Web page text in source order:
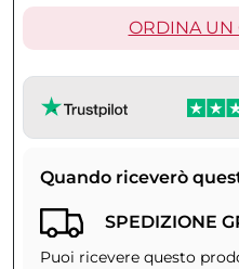
ORDINA UN
Quando riceverò
SPEDIZIONE
Puoi ricevere questo